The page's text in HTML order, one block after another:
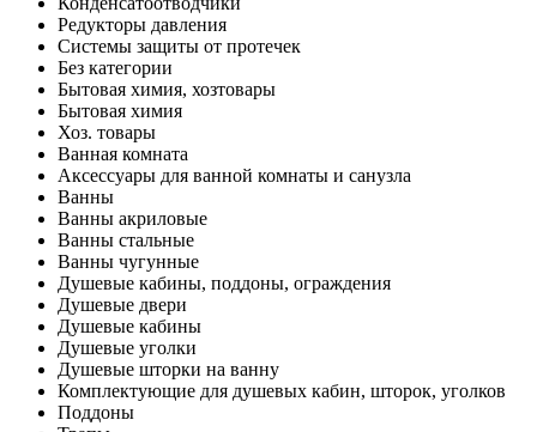
Редукторы давления
Системы защиты от протечек
Без категории
Бытовая химия, хозтовары
Бытовая химия
Хоз. товары
Ванная комната
Аксессуары для ванной комнаты и санузла
Ванны
Ванны акриловые
Ванны стальные
Ванны чугунные
Душевые кабины, поддоны, ограждения
Душевые двери
Душевые кабины
Душевые уголки
Душевые шторки на ванну
Комплектующие для душевых кабин, шторок, уголков
Поддоны